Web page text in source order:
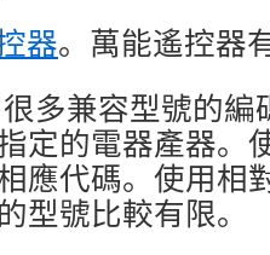
器。萬能遙控器
多兼容型號的
定的電器產器。
應代碼。使用相
型號比較有限。